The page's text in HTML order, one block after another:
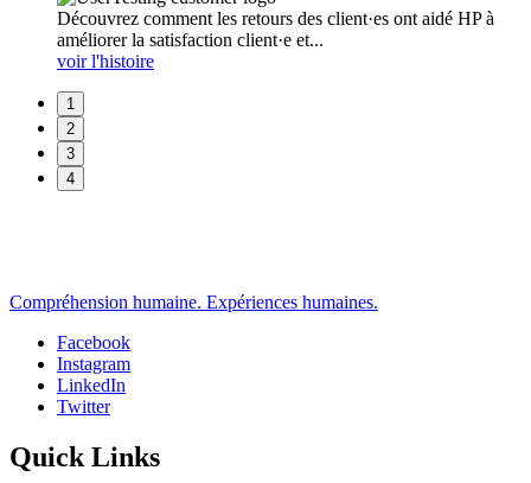
Découvrez comment les retours des client·es ont aidé HP à
améliorer la satisfaction client·e et...
voir l'histoire
1
2
3
4
Compréhension humaine. Expériences humaines.
Social
Facebook
Instagram
LinkedIn
Twitter
Quick Links